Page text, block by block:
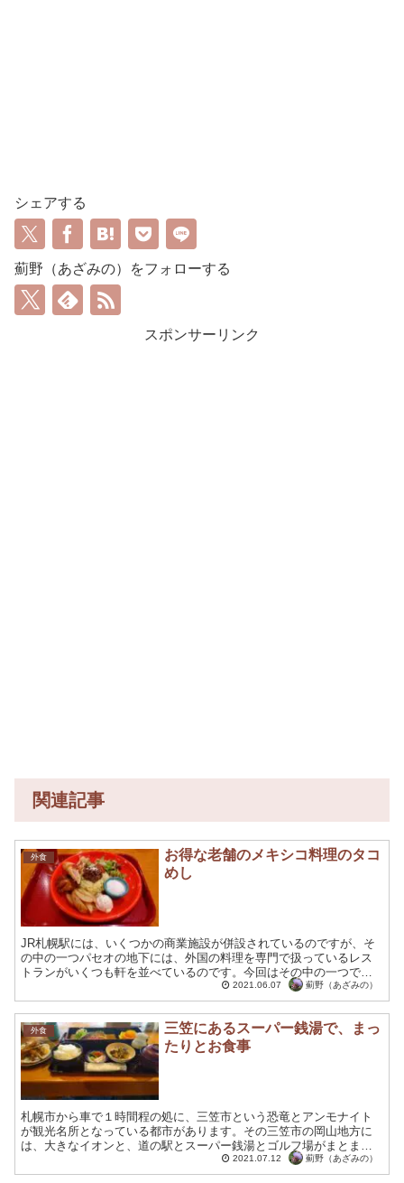
シェアする
薊野（あざみの）をフォローする
スポンサーリンク
関連記事
外食
お得な老舗のメキシコ料理のタコ
めし
JR札幌駅には、いくつかの商業施設が併設されているのですが、そ
の中の一つパセオの地下には、外国の料理を専門で扱っているレス
トランがいくつも軒を並べているのです。今回はその中の一つであ
る、メキシコ料理の老舗である、ソンブレロ・メヒカーノを訪れ...
2021.06.07 薊野（あざみの）
外食
三笠にあるスーパー銭湯で、まっ
たりとお食事
札幌市から車で１時間程の処に、三笠市という恐竜とアンモナイト
が観光名所となっている都市があります。その三笠市の岡山地方に
は、大きなイオンと、道の駅とスーパー銭湯とゴルフ場がまとまっ
た地域があり、周囲の住民の人気のスポットとなっているので
す。...
2021.07.12 薊野（あざみの）